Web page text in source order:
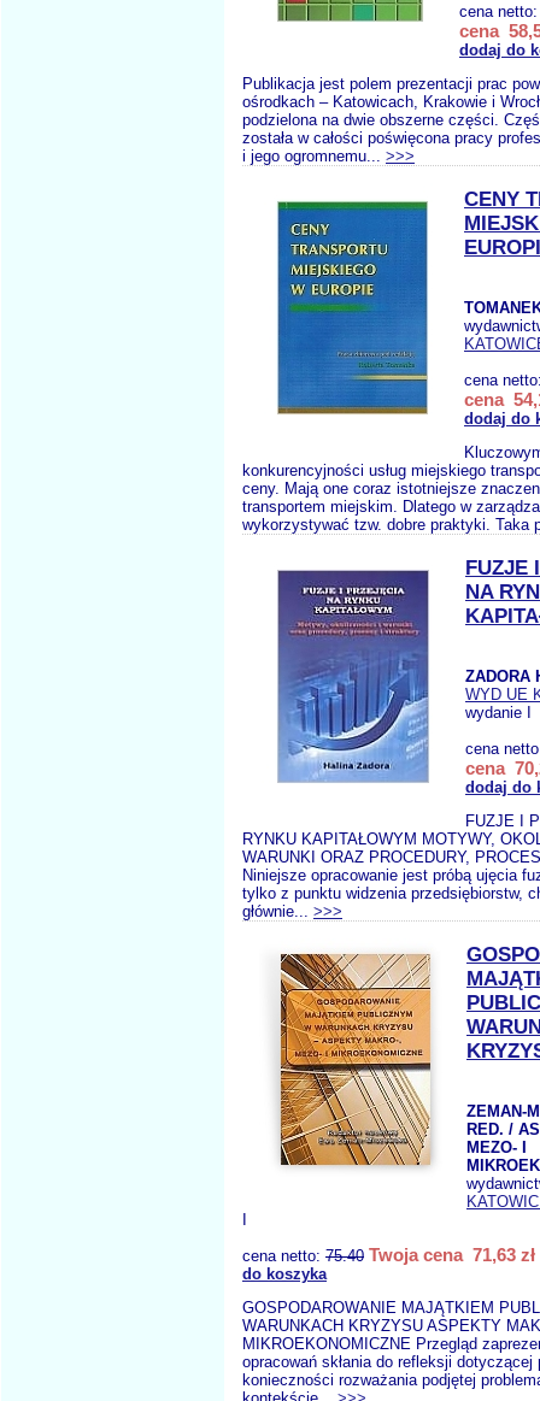
cena
cena
dodaj do
Publikacja jest polem prezentacji prac
ośrodkach – Katowicach, Krakowie i
podzielona na dwie obszerne części.
została w całości poświęcona pracy
i jego ogromnemu... >>>
CENY
cena
cena
dodaj do
konkurencyjności usług miejskiego
ceny. Mają one coraz istotniejsze
transportem miejskim. Dlatego w
wykorzystywać tzw. dobre praktyki. Taka
FUZJE
NA
ZADORA
WYD UE
wydanie I
cena
cena
dodaj do
FUZJE I
RYNKU KAPITAŁOWYM MOTYWY,
WARUNKI ORAZ PROCEDURY,
Niniejsze opracowanie jest próbą ujęcia
tylko z punktu widzenia przedsiębiorstw,
głównie... >>>
ZEMAN-
RED. /
MEZO- I
cena netto: 75.40 Twoja cena 71,63 zł
do koszyka
GOSPODAROWANIE MAJĄTKIEM
WARUNKACH KRYZYSU ASPEKTY
MIKROEKONOMICZNE Przegląd
opracowań skłania do refleksji dotyczącej
konieczności rozważania podjętej